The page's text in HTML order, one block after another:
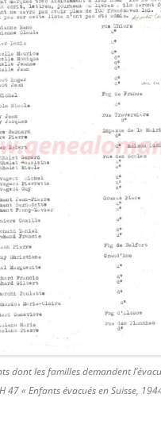
dont les familles demandent
47 « Enfants évacués en Suisse,